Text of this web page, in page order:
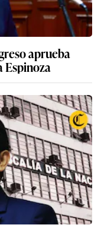
aprueba
Espinoza